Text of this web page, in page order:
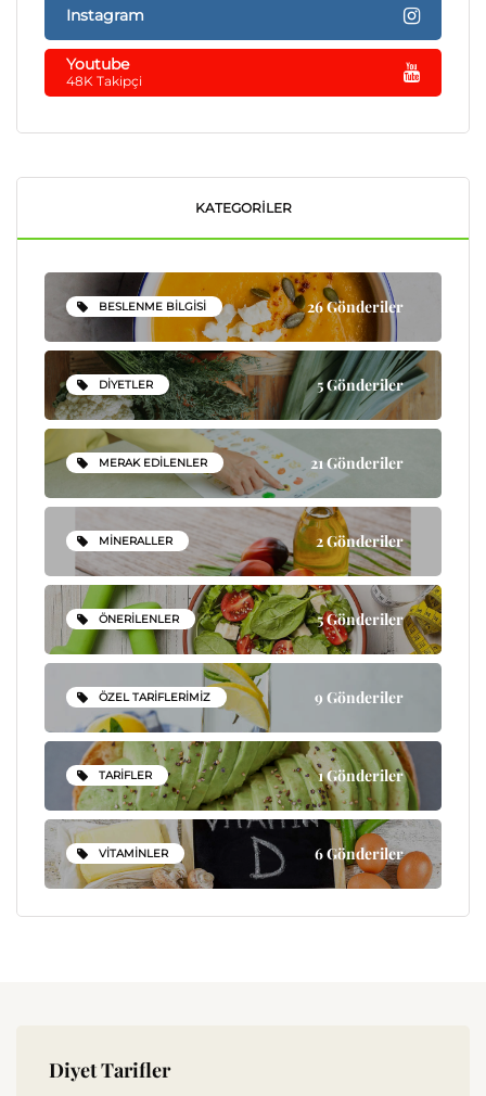
Instagram
Youtube
48K Takipçi
KATEGORILER
BESLENME BILGISI 26 Gönderiler
DIYETLER 5 Gönderiler
MERAK EDILENLER 21 Gönderiler
MINERALLER 2 Gönderiler
ÖNERILENLER 5 Gönderiler
ÖZEL TARIFLERIMIZ 9 Gönderiler
TARIFLER 1 Gönderiler
VITAMINLER 6 Gönderiler
Diyet Tarifler